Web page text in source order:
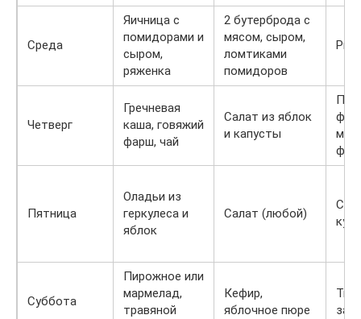
Среда
Яичница с
помидорами и
сыром,
ряженка
2 бутерброда с
мясом, сыром,
ломтиками
помидоров
Четверг
Гречневая
каша, говяжий
фарш, чай
Салат из яблок
и капусты
Пятница
Оладьи из
геркулеса и
яблок
Салат (любой)
Суббота
Пирожное или
мармелад,
травяной
Кефир,
яблочное пюре